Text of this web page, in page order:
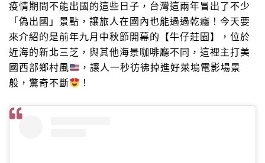
疫情期間不能出國的這些日子，台灣這兩年冒出了不少
「偽出國」景點，讓旅人在國內也能過過乾癮！今天要
來介紹的是前年九月中秋節開幕的【牛仔莊園】，位於
近海的新北三芝，與其他海景咖啡廳不同，這裡主打美
國西部鄉村風
，讓人一秒彷彿掉進好萊塢電影場景
般，驚奇不斷
！